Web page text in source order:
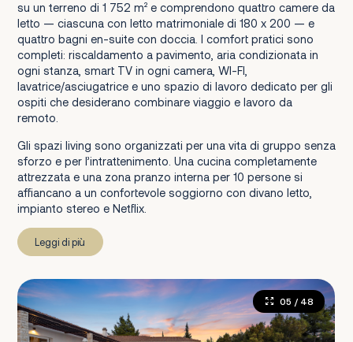
su un terreno di 1 752 m² e comprendono quattro camere da
letto — ciascuna con letto matrimoniale di 180 x 200 — e
quattro bagni en-suite con doccia. I comfort pratici sono
completi: riscaldamento a pavimento, aria condizionata in
ogni stanza, smart TV in ogni camera, WI-FI,
lavatrice/asciugatrice e uno spazio di lavoro dedicato per gli
ospiti che desiderano combinare viaggio e lavoro da
remoto.
Gli spazi living sono organizzati per una vita di gruppo senza
sforzo e per l’intrattenimento. Una cucina completamente
attrezzata e una zona pranzo interna per 10 persone si
affiancano a un confortevole soggiorno con divano letto,
impianto stereo e Netflix.
Leggi di più
05 / 48